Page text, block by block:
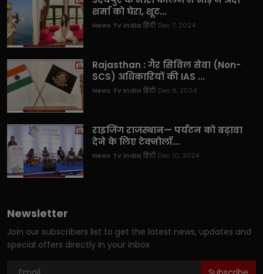
शर्मा को घेरा, शूट...
News Tv India हिंदी Dec 7, 2024
Rajasthan : गैर सिविल सेवा (Non-
SCS) अधिकारियों की IAS ...
News Tv India हिंदी Dec 6, 2024
राइजिंग राजस्थान— पर्यटन को बढ़ावा
देने के लिए टेक्नोलॉ...
News Tv India हिंदी Dec 10, 2024
Newsletter
Join our subscribers list to get the latest news, updates and
special offers directly in your inbox